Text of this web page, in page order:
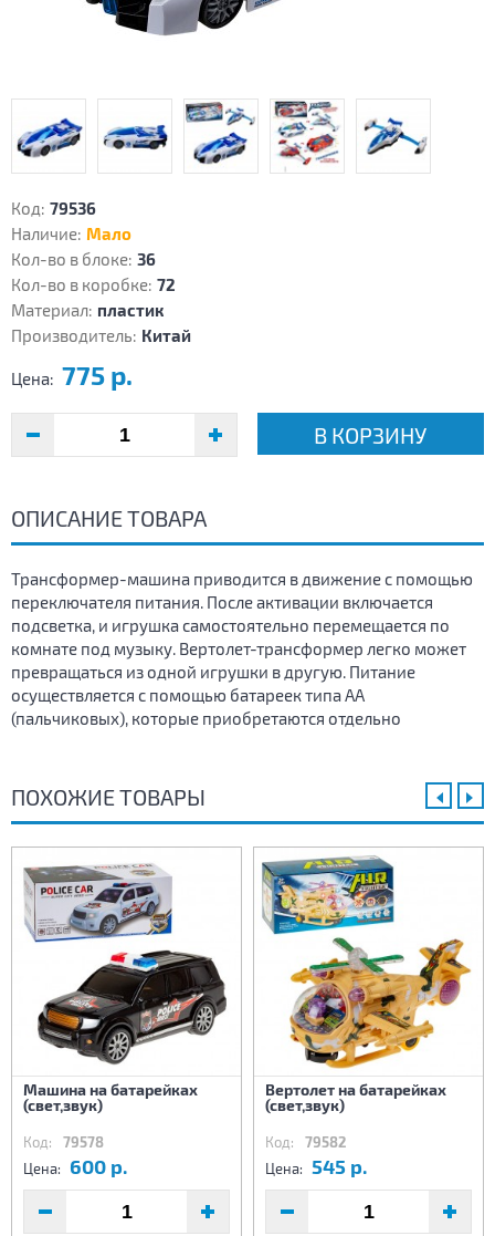
Код: 79536
Наличие: Мало
Кол-во в блоке: 36
Кол-во в коробке: 72
Материал: пластик
Производитель: Китай
Цена: 775 р.
В КОРЗИНУ
ОПИСАНИЕ ТОВАРА
Трансформер-машина приводится в движение с помощью
переключателя питания. После активации включается
подсветка, и игрушка самостоятельно перемещается по
комнате под музыку. Вертолет-трансформер легко может
превращаться из одной игрушки в другую. Питание
осуществляется с помощью батареек типа АА
(пальчиковых), которые приобретаются отдельно
ПОХОЖИЕ ТОВАРЫ
Машина на батарейках
(свет,звук)
Код: 79578
Цена: 600 р.
Вертолет на батарейках
(свет,звук)
Код: 79582
Цена: 545 р.